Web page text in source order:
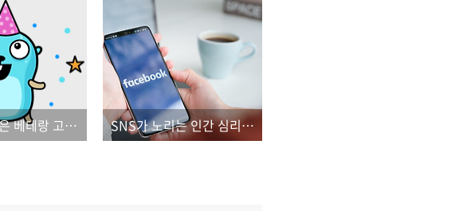
이제 여러분은 베테랑 고퍼가 됩니다 SNS가 노리는 인간 심리의 취약점